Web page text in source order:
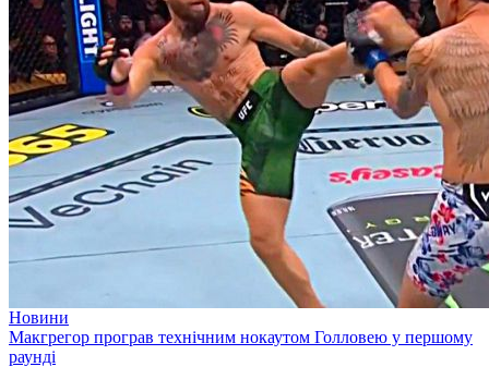
Новини
Макгрегор програв технічним нокаутом Голловею у першому
раунді